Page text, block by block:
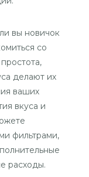
вы новичок
со
делают их
ваших
вкуса и
фильтрами,
расходы.